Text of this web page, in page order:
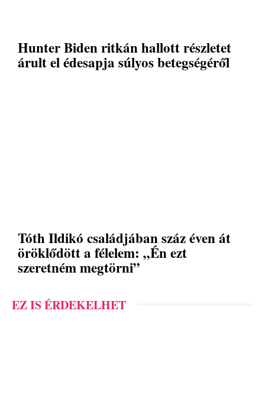
Hunter Biden ritkán hallott részletet
árult el édesapja súlyos betegségéről
Tóth Ildikó családjában száz éven át
öröklődött a félelem: „Én ezt
szeretném megtörni”
EZ IS ÉRDEKELHET